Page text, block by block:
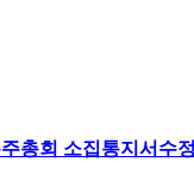
총회 소집통지서수